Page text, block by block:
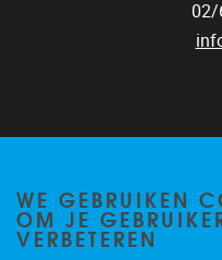
02/
Research
Publications
WE GEBRUIKEN
OM JE
VERBETEREN